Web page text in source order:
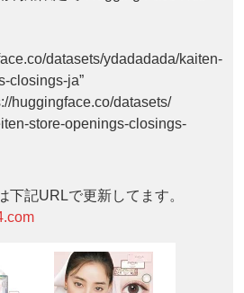
datasets/ydadadada/kaiten-
closings-ja”
huggingface.co/datasets/
store-openings-closings-
下記URLで更新してます。